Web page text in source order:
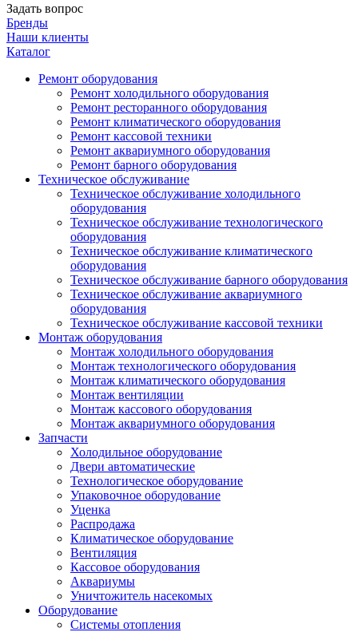
Задать вопрос
Бренды
Наши клиенты
Каталог
Ремонт оборудования
Ремонт холодильного оборудования
Ремонт ресторанного оборудования
Ремонт климатического оборудования
Ремонт кассовой техники
Ремонт аквариумного оборудования
Ремонт барного оборудования
Техническое обслуживание
Техническое обслуживание холодильного
оборудования
Техническое обслуживание технологического
оборудования
Техническое обслуживание климатического
оборудования
Техническое обслуживание барного оборудования
Техническое обслуживание аквариумного
оборудования
Техническое обслуживание кассовой техники
Монтаж оборудования
Монтаж холодильного оборудования
Монтаж технологического оборудования
Монтаж климатического оборудования
Монтаж вентиляции
Монтаж кассового оборудования
Монтаж аквариумного оборудования
Запчасти
Холодильное оборудование
Двери автоматические
Технологическое оборудование
Упаковочное оборудование
Уценка
Распродажа
Климатическое оборудование
Вентиляция
Кассовое оборудования
Аквариумы
Уничтожитель насекомых
Оборудование
Системы отопления